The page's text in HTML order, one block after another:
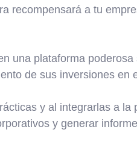
recompensará a tu
una plataforma
de sus inversiones en
y al integrarlas a la
y generar